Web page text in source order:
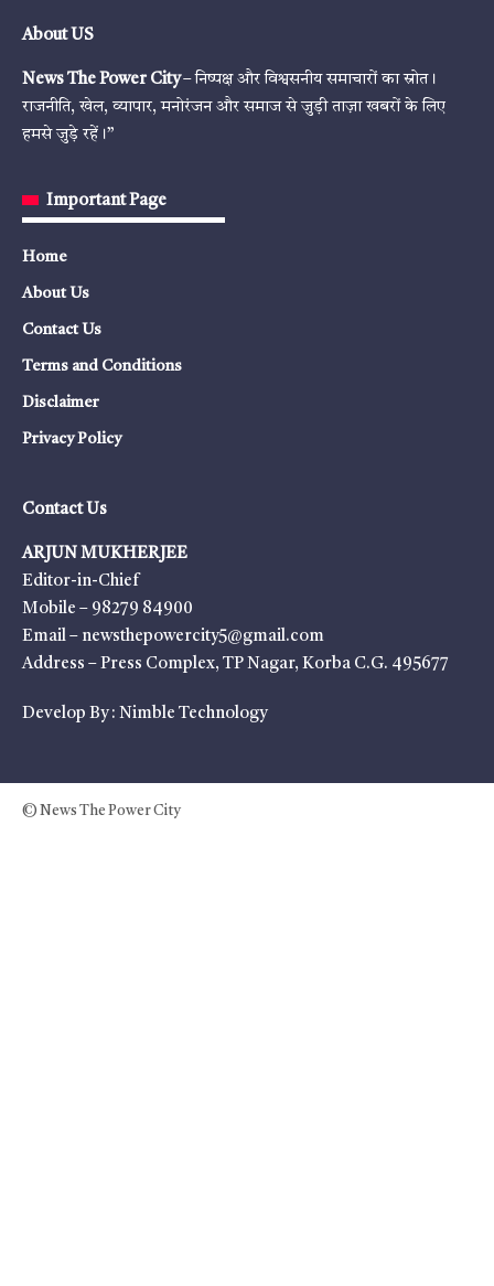
About US
News The Power City– निष्पक्ष और विश्वसनीय समाचारों का स्रोत।
राजनीति, खेल, व्यापार, मनोरंजन और समाज से जुड़ी ताज़ा खबरों के लिए
हमसे जुड़े रहें।”
Important Page
Home
About Us
Contact Us
Terms and Conditions
Disclaimer
Privacy Policy
Contact Us
ARJUN MUKHERJEE
Editor-in-Chief
Mobile – 98279 84900
Email – newsthepowercity5@gmail.com
Address – Press Complex, TP Nagar, Korba C.G. 495677
Develop By : Nimble Technology
© News The Power City